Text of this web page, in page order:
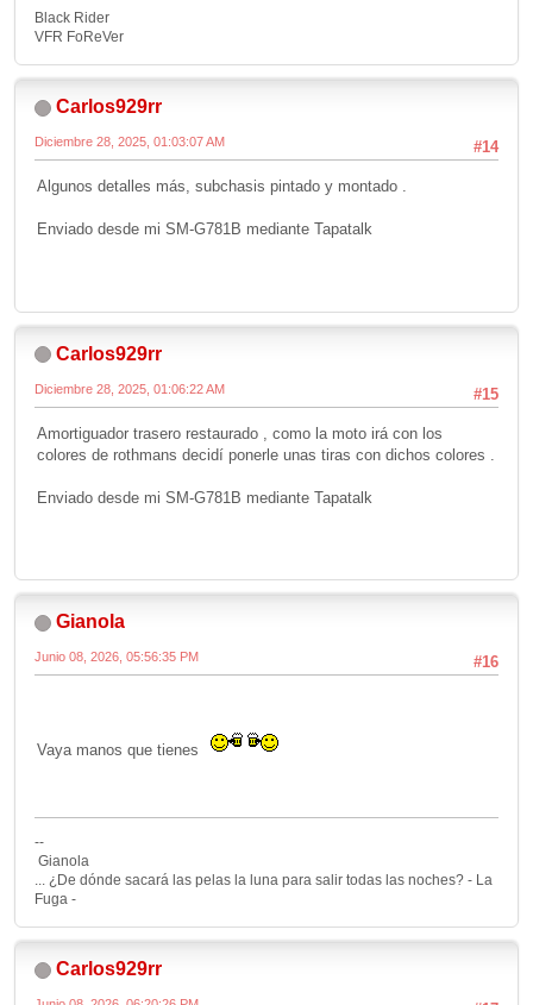
Black Rider
VFR FoReVer
Carlos929rr
#14
Diciembre 28, 2025, 01:03:07 AM
Algunos detalles más, subchasis pintado y montado .
Enviado desde mi SM-G781B mediante Tapatalk
Carlos929rr
#15
Diciembre 28, 2025, 01:06:22 AM
Amortiguador trasero restaurado , como la moto irá con los
colores de rothmans decidí ponerle unas tiras con dichos colores .
Enviado desde mi SM-G781B mediante Tapatalk
Gianola
#16
Junio 08, 2026, 05:56:35 PM
Vaya manos que tienes
--
Gianola
... ¿De dónde sacará las pelas la luna para salir todas las noches? - La
Fuga -
Carlos929rr